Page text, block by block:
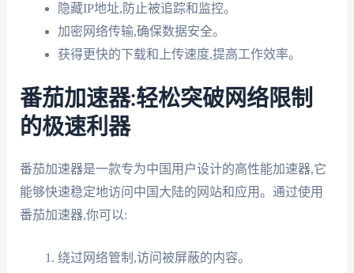
隐藏IP地址,防止被追踪和监控。
加密网络传输,确保数据安全。
获得更快的下载和上传速度,提高工作效率。
番茄加速器:轻松突破网络限制
的极速利器
番茄加速器是一款专为中国用户设计的高性能加速器,它
能够快速稳定地访问中国大陆的网站和应用。通过使用
番茄加速器,你可以:
绕过网络管制,访问被屏蔽的内容。